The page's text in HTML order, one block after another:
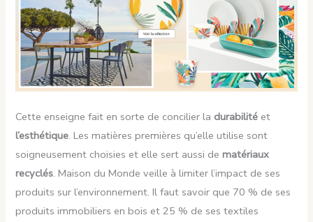
Cette enseigne fait en sorte de concilier la durabilité et
l’esthétique. Les matières premières qu’elle utilise sont
soigneusement choisies et elle sert aussi dematériaux
recyclés. Maison du Monde veille à limiter l’impact de ses
produits sur l’environnement. Il faut savoir que 70 % de ses
produits immobiliers en bois et 25 % de ses textiles